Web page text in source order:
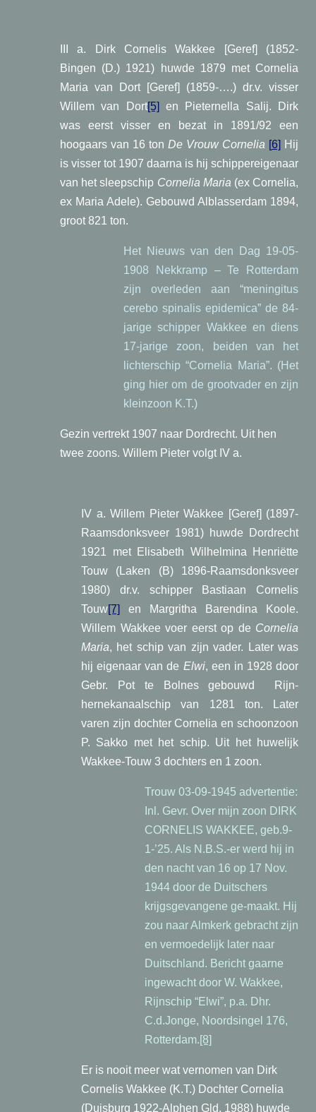
III a. Dirk Cornelis Wakkee [Geref] (1852-
Bingen (D.) 1921) huwde 1879 met Cornelia
Maria van Dort [Geref] (1859-….) dr.v. visser
Willem van Dort[5] en Pieternella Salij. Dirk
was eerst visser en bezat in 1891/92 een
hoogaars van 16 ton De Vrouw Cornelia [6] Hij
is visser tot 1907 daarna is hij schippereigenaar
van het sleepschip Cornelia Maria (ex Cornelia,
ex Maria Adele). Gebouwd Alblasserdam 1894,
groot 821 ton.
Het Nieuws van den Dag 19-05-
1908 Nekkramp – Te Rotterdam
zijn overleden aan “meningitus
cerebo spinalis epidemica” de 84-
jarige schipper Wakkee en diens
17-jarige zoon, beiden van het
lichterschip “Cornelia Maria”. (Het
ging hier om de grootvader en zijn
kleinzoon K.T.)
Gezin vertrekt 1907 naar Dordrecht. Uit hen
twee zoons. Willem Pieter volgt IV a.
IV a. Willem Pieter Wakkee [Geref] (1897-
Raamsdonksveer 1981) huwde Dordrecht
1921 met Elisabeth Wilhelmina Henriëtte
Touw (Laken (B) 1896-Raamsdonksveer
1980) dr.v. schipper Bastiaan Cornelis
Touw[7]
en Margritha Barendina Koole.
Willem Wakkee voer eerst op de Cornelia
Maria, het schip van zijn vader. Later was
hij eigenaar van de Elwi, een in 1928 door
Gebr. Pot te Bolnes gebouwd Rijn-
hernekanaalschip van 1281 ton. Later
varen zijn dochter Cornelia en schoonzoon
P. Sakko met het schip. Uit het huwelijk
Wakkee-Touw 3 dochters en 1 zoon.
Trouw 03-09-1945 advertentie:
Inl. Gevr. Over mijn zoon DIRK
CORNELIS WAKKEE, geb.9-
1-’25. Als N.B.S.-er werd hij in
den nacht van 16 op 17 Nov.
1944 door de Duitschers
krijgsgevangene ge-maakt. Hij
zou naar Almkerk gebracht zijn
en vermoedelijk later naar
Duitschland. Bericht gaarne
ingewacht door W. Wakkee,
Rijnschip “Elwi”, p.a. Dhr.
C.d.Jonge, Noordsingel 176,
Rotterdam.[8]
Er is nooit meer wat vernomen van Dirk
Cornelis Wakkee (K.T.) Dochter Cornelia
(Duisburg 1922-Alphen Gld. 1988) huwde